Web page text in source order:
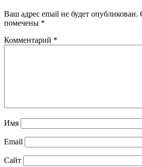
Ваш адрес email не будет опубликован.
помечены *
Комментарий *
Имя
Email
Сайт